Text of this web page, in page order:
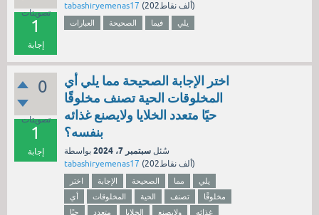
تصويتات
1
إجابة
tabashiryemenas17 ( 202ألف نقاط)
العبارات الصحيحة فيما يلي
0
تصويتات
1
إجابة
اختر الإجابة الصحيحة مما يلي أي
المخلوقات الحية تصنف مخلوقًا
حيًا متعدد الخلايا ولايصنع غذائه
بنفسه؟
سُئل سبتمبر 7، 2024
بواسطة
tabashiryemenas17 ( 202ألف نقاط)
اختر الإجابة الصحيحة مما
يلي
أي
المخلوقات الحية تصنف
مخلوقًا
حيًا
متعدد الخلايا ولايصنع
غذائه